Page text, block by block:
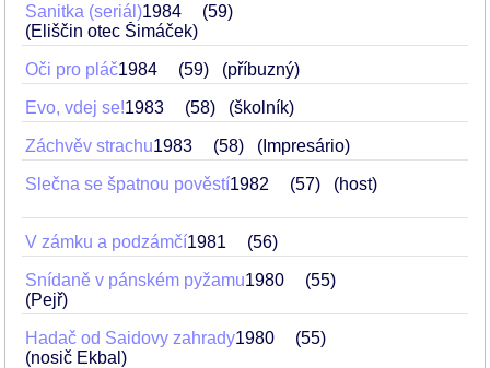
Sanitka (seriál)1984
59
(Eliščin otec Šimáček)
Oči pro pláč1984 59 (příbuzný)
Evo, vdej se!1983 58 (školník)
Záchvěv strachu1983 58 (Impresário)
Slečna se špatnou pověstí1982 57 (host)
V zámku a podzámčí1981 56
Snídaně v pánském pyžamu1980
55
(Pejř)
Hadač od Saidovy zahrady1980
55
(nosič Ekbal)